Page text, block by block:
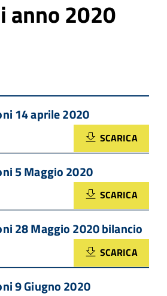
anno 2020
14 aprile 2020
SCARICA
5 Maggio 2020
SCARICA
28 Maggio 2020 bilancio
SCARICA
9 Giugno 2020